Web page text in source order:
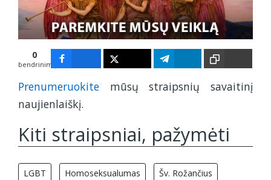
0
bendrinimų
Prenumeruokite mūsų straipsnių savaitinį
naujienlaiškį.
Kiti straipsniai, pažymėti
LGBT Homoseksualumas Šv. Rožančius